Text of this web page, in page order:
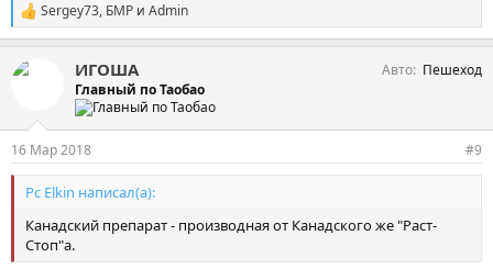
С
и
п
:
Sergey73, БМР и Admin
ИГОША
Главный по Таобао
Авто Пешеход
16 Мар 2018 #9
Pc Elkin написал(а):
Канадский препарат - производная от Канадского же "Раст-
Стоп"а.